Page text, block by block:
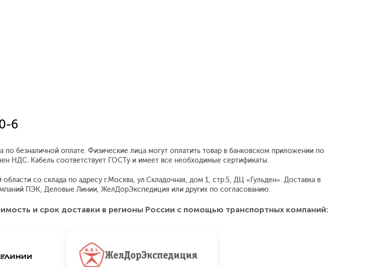
6
безналичной оплате. Физические лица могут оплатить товар в банковском приложении по
НДС. Кабель соответствует ГОСТу и имеет все необходимые сертификаты.
со склада по адресу г.Москва, ул.Складочная, дом 1, стр.5, ДЦ «Гульден». Доставка в
ПЭК, Деловые Линии, ЖелДорЭкспедиция или других по согласованию.
и срок доставки в регионы России с помощью транспортных компаний: